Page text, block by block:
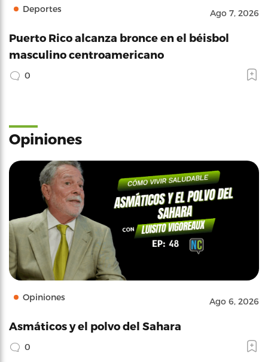
Deportes Ago 7, 2026
Puerto Rico alcanza bronce en el béisbol
masculino centroamericano
0
Opiniones
Opiniones Ago 6, 2026
Asmáticos y el polvo del Sahara
0